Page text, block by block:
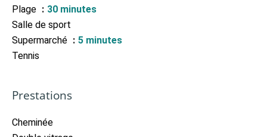
Plage
30 minutes
Salle de sport
Supermarché
5 minutes
Tennis
Prestations
Cheminée